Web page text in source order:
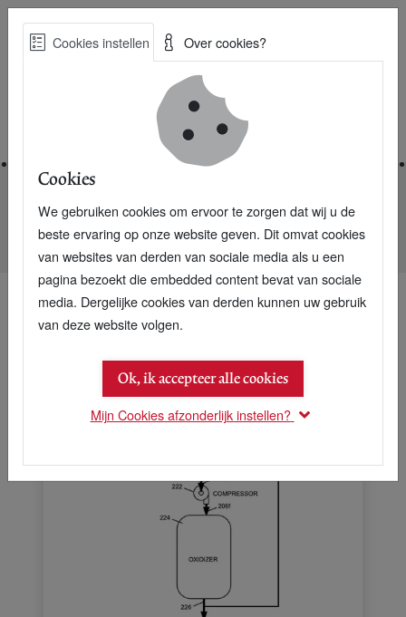
Skip
Best Practices voor een duurzame toekomst
Nieuwsarchief
Attero perst laatste restjes gas uit vuilstort
Cookies instellen Over cookies?
Cookies
We gebruiken cookies om ervoor te zorgen dat wij u de
beste ervaring op onze website geven. Dit omvat cookies
van websites van derden van sociale media als u een
pagina bezoekt die embedded content bevat van sociale
media. Dergelijke cookies van derden kunnen uw gebruik
van deze website volgen.
Ok, ik accepteer alle cookies
Mijn Cookies afzonderlijk instellen?